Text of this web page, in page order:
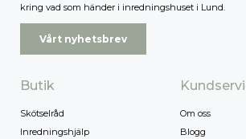
kring vad som händer i inredningshuset i Lund.
Vårt nyhetsbrev
Butik
Skötselråd
Inredningshjälp
Om oss
Blogg